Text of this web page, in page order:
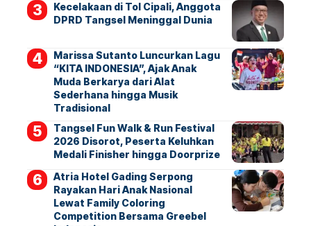
Kecelakaan di Tol Cipali, Anggota
DPRD Tangsel Meninggal Dunia
Marissa Sutanto Luncurkan Lagu
“KITA INDONESIA”, Ajak Anak
Muda Berkarya dari Alat
Sederhana hingga Musik
Tradisional
Tangsel Fun Walk & Run Festival
2026 Disorot, Peserta Keluhkan
Medali Finisher hingga Doorprize
Atria Hotel Gading Serpong
Rayakan Hari Anak Nasional
Lewat Family Coloring
Competition Bersama Greebel